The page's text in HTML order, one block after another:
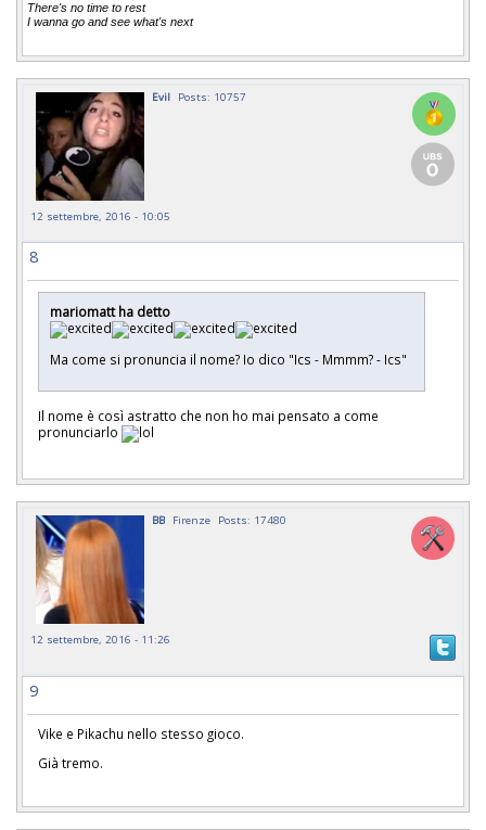
There's no time to rest
I wanna go and see what's next
Evil Posts: 10757
12 settembre, 2016 - 10:05
8
mariomatt ha detto
Ma come si pronuncia il nome? Io dico "Ics - Mmmm? - Ics"
Il nome è così astratto che non ho mai pensato a come
pronunciarlo
BB Firenze Posts: 17480
12 settembre, 2016 - 11:26
9
Vike e Pikachu nello stesso gioco.
Già tremo.